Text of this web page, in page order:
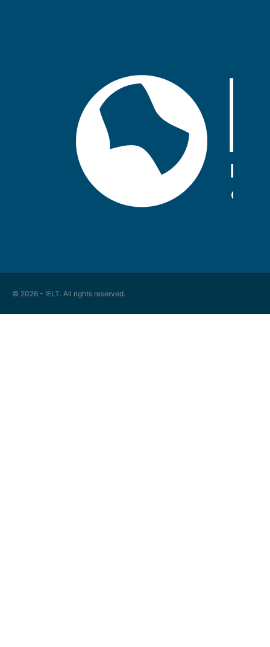
© 2026 - IELT. All rights reserved.